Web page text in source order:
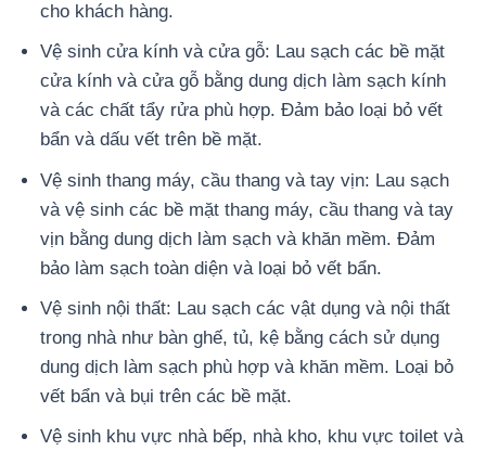
cho khách hàng.
Vệ sinh cửa kính và cửa gỗ: Lau sạch các bề mặt
cửa kính và cửa gỗ bằng dung dịch làm sạch kính
và các chất tẩy rửa phù hợp. Đảm bảo loại bỏ vết
bẩn và dấu vết trên bề mặt.
Vệ sinh thang máy, cầu thang và tay vịn: Lau sạch
và vệ sinh các bề mặt thang máy, cầu thang và tay
vịn bằng dung dịch làm sạch và khăn mềm. Đảm
bảo làm sạch toàn diện và loại bỏ vết bẩn.
Vệ sinh nội thất: Lau sạch các vật dụng và nội thất
trong nhà như bàn ghế, tủ, kệ bằng cách sử dụng
dung dịch làm sạch phù hợp và khăn mềm. Loại bỏ
vết bẩn và bụi trên các bề mặt.
Vệ sinh khu vực nhà bếp, nhà kho, khu vực toilet và